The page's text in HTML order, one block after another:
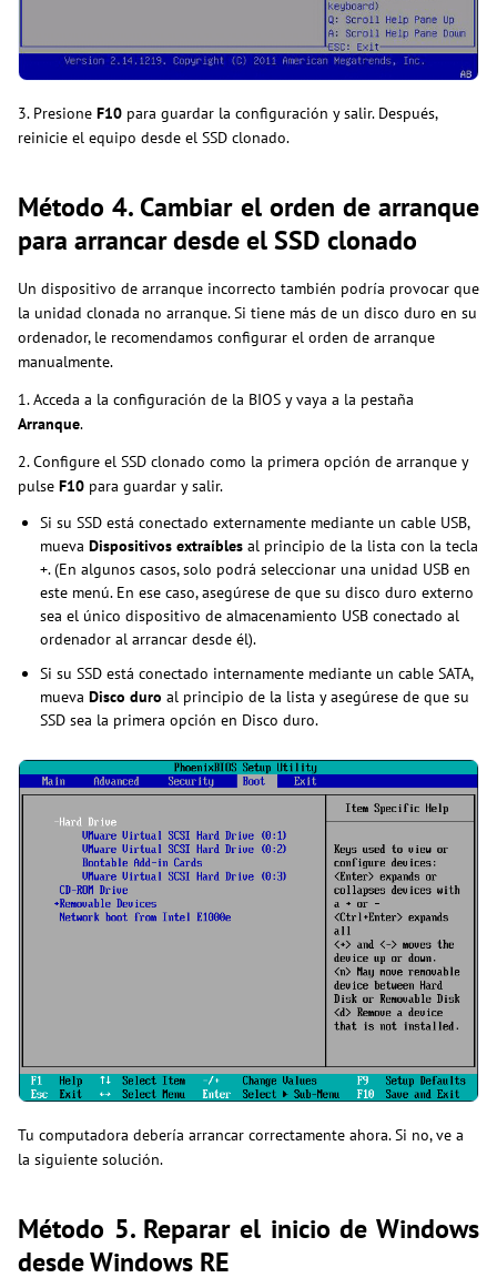
3. Presione F10 para guardar la configuración y salir. Después,
reinicie el equipo desde el SSD clonado.
Método 4. Cambiar el orden de arranque
para arrancar desde el SSD clonado
Un dispositivo de arranque incorrecto también podría provocar que
la unidad clonada no arranque. Si tiene más de un disco duro en su
ordenador, le recomendamos configurar el orden de arranque
manualmente.
1. Acceda a la configuración de la BIOS y vaya a la pestaña
Arranque.
2. Configure el SSD clonado como la primera opción de arranque y
pulse F10 para guardar y salir.
Si su SSD está conectado externamente mediante un cable USB,
mueva Dispositivos extraíbles al principio de la lista con la tecla
+. (En algunos casos, solo podrá seleccionar una unidad USB en
este menú. En ese caso, asegúrese de que su disco duro externo
sea el único dispositivo de almacenamiento USB conectado al
ordenador al arrancar desde él).
Si su SSD está conectado internamente mediante un cable SATA,
mueva Disco duro al principio de la lista y asegúrese de que su
SSD sea la primera opción en Disco duro.
Tu computadora debería arrancar correctamente ahora. Si no, ve a
la siguiente solución.
Método 5. Reparar el inicio de Windows
desde Windows RE